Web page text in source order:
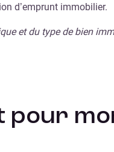
d’emprunt immobilier.
et du type de bien
pour